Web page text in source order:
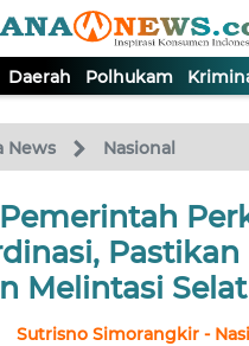
Daerah Polhukam
News Nasional
Pemerintah
Pastikan
Melintasi
Sutrisno Simorangkir -